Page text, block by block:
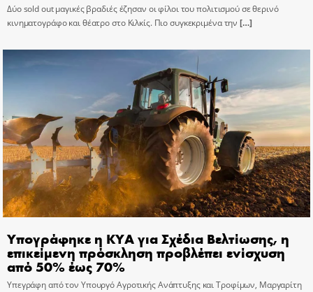
Δύο sold out μαγικές βραδιές έζησαν οι φίλοι του πολιτισμού σε θερινό
κινηματογράφο και θέατρο στο Κιλκίς. Πιο συγκεκριμένα την […]
Υπογράφηκε η ΚΥΑ για Σχέδια Βελτίωσης, η
επικείμενη πρόσκληση προβλέπει ενίσχυση
από 50% έως 70%
Υπεγράφη από τον Υπουργό Αγροτικής Ανάπτυξης και Τροφίμων, Μαργαρίτη